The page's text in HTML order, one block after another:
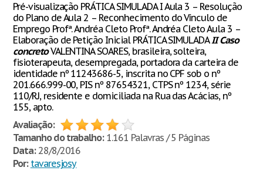
Pré-visualização PRÁTICA SIMULADA I Aula 3 – Resolução
do Plano de Aula 2 – Reconhecimento do Vínculo de
Emprego Profª. Andréa Cleto Profª. Andréa Cleto Aula 3 –
Elaboração de Petição Inicial PRÁTICA SIMULADAII Caso
concretoVALENTINA SOARES, brasileira, solteira,
fisioterapeuta, desempregada, portadora da carteira de
identidade nº 11243686-5, inscrita no CPF sob o nº
201.666.999-00, PIS nº 87654321, CTPS nº 1234, série
110/RJ, residente e domiciliada na Rua das Acácias, nº
155, apto.
Avaliação:
Tamanho do trabalho:1.161 Palavras / 5 Páginas
Data:28/8/2016
Por: tavaresjosy